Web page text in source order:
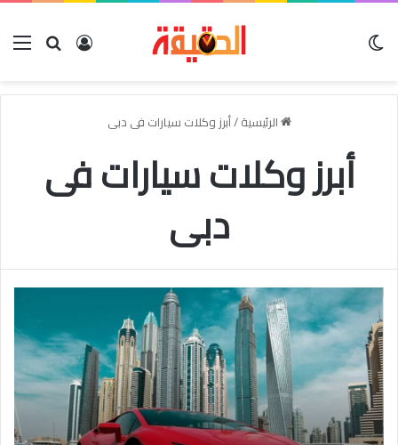
بحث عنتسجيل
الرئيسية/أبرز وكلات سيارات فى دبى
أبرز وكلات سيارات فى
دبى